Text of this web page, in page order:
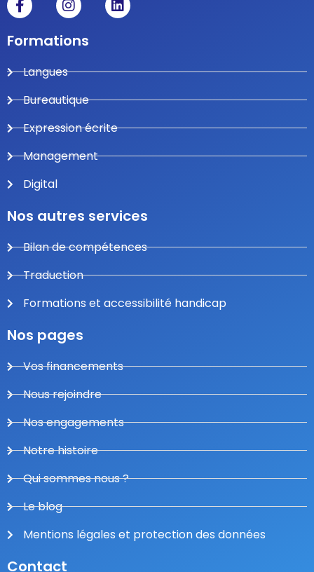
Formations
Langues
Bureautique
Expression écrite
Management
Digital
Nos autres services
Bilan de compétences
Traduction
Formations et accessibilité handicap
Nos pages
Vos financements
Nous rejoindre
Nos engagements
Notre histoire
Qui sommes nous ?
Le blog
Mentions légales et protection des données
Contact